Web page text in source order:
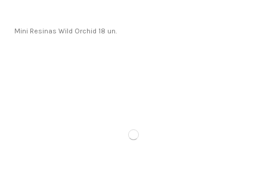
Mini Resinas Wild Orchid 18 un.